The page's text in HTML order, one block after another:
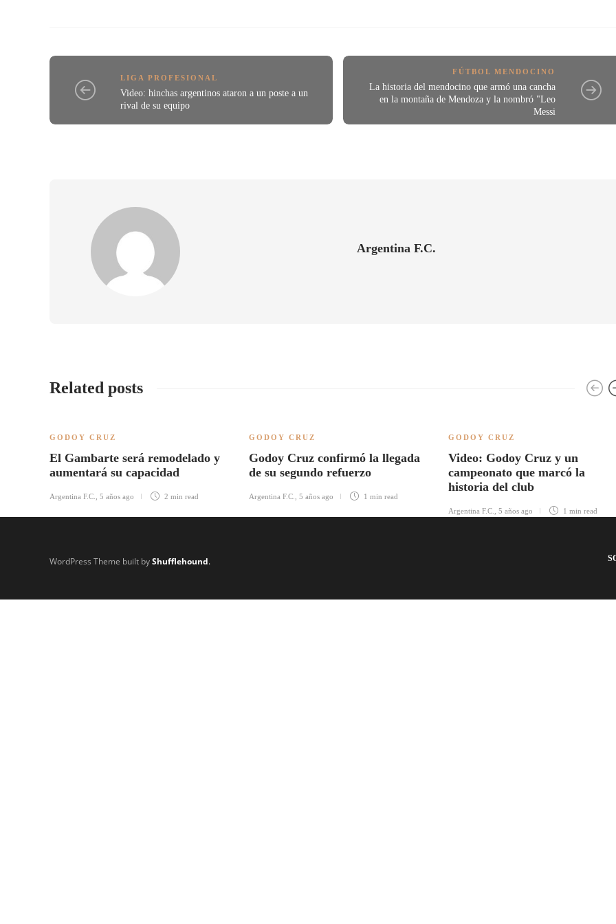
LIGA PROFESIONAL
Video: hinchas argentinos ataron a un poste a un
rival de su equipo
FÚTBOL MENDOCINO
La historia del mendocino que armó una cancha
en la montaña de Mendoza y la nombró "Leo
Messi
Argentina F.C.
Related posts
GODOY CRUZ
El Gambarte será remodelado y
aumentará su capacidad
Argentina F.C. 5 años ago 2 min read
GODOY CRUZ
Godoy Cruz confirmó la llegada
de su segundo refuerzo
Argentina F.C. 5 años ago 1 min read
GODOY CRUZ
Video: Godoy Cruz y un
campeonato que marcó la
historia del club
Argentina F.C. 5 años ago 1 min read
WordPress Theme built byShufflehound.